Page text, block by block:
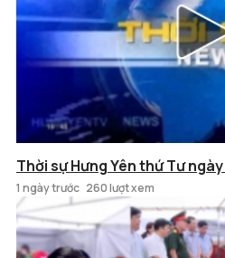
Thời sự Hưng Yên thứ Tư
1 ngày trước 260 lượt xem